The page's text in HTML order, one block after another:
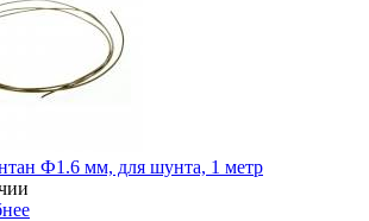
Ф1.6 мм, для шунта, 1 метр